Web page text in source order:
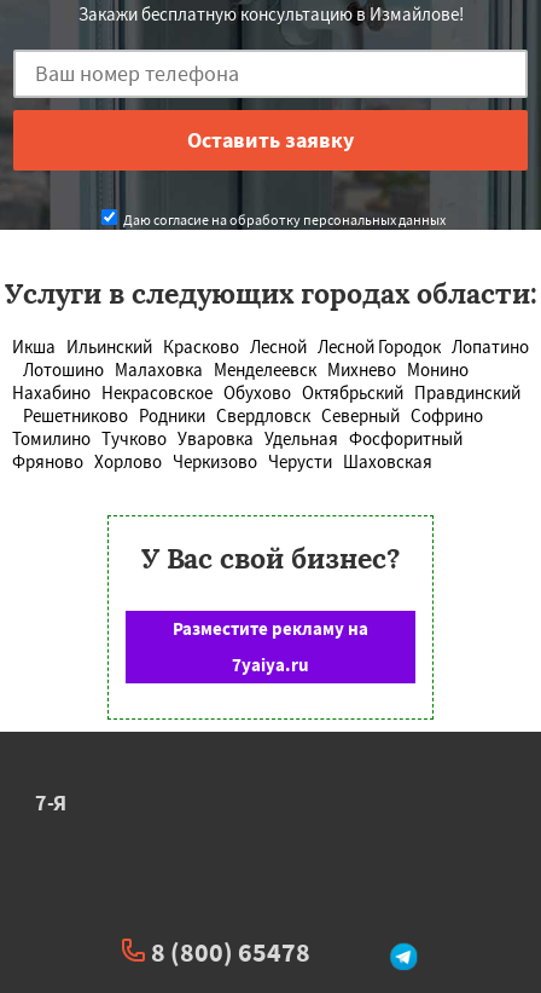
Закажи бесплатную консультацию в Измайлове!
Даю согласие на обработку персональных данных
Услуги в следующих городах области:
Икша Ильинский Красково Лесной Лесной Городок Лопатино
Лотошино Малаховка Менделеевск Михнево Монино
Нахабино Некрасовское Обухово Октябрьский Правдинский
Решетниково Родники Свердловск Северный Софрино
Томилино Тучково Уваровка Удельная Фосфоритный
Фряново Хорлово Черкизово Черусти Шаховская
У Вас свой бизнес?
Разместите рекламу на
7yaiya.ru
7-Я
8 (800) 65478